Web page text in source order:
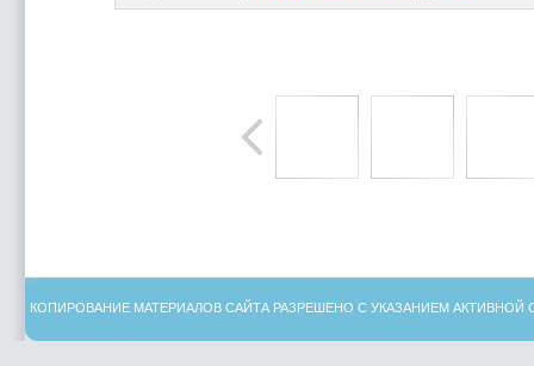
КОПИРОВАНИЕ МАТЕРИАЛОВ САЙТА РАЗРЕШЕНО С УКАЗАНИЕМ АКТИВНОЙ